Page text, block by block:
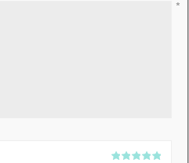
*